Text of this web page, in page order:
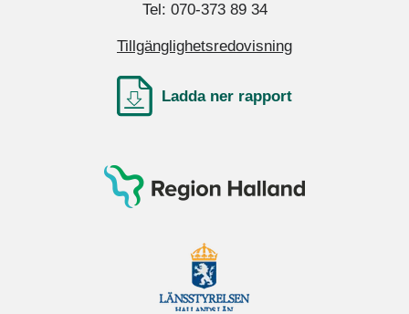
Tel: 070-373 89 34
Tillgänglighetsredovisning
Ladda ner rapport